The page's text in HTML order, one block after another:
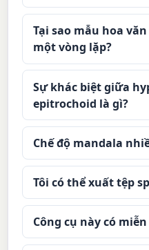
Tại sao mẫu hoa
một vòng lặp?
Sự khác biệt giữa
epitrochoid là gì?
Chế độ mandala
Tôi có thể xuất tệp
Công cụ này có